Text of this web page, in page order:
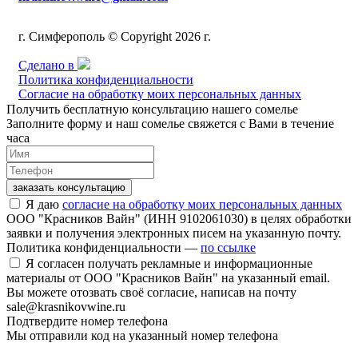
г. Симферополь © Copyright 2026 г.
Сделано в
Политика конфиденциальности
Согласие на обработку моих персональных данных
Получить бесплатную консультацию нашего сомелье
Заполните форму и наш сомелье свяжется с Вами в течение
часа
заказать консультацию
Я даю согласие на обработку моих персональных данных
ООО "Красников Вайн" (ИНН 9102061030) в целях обработки
заявки и получения электронных писем на указанную почту.
Политика конфиденциальности — по ссылке
Я согласен получать рекламные и информационные
материалы от ООО "Красников Вайн" на указанный email.
Вы можете отозвать своё согласие, написав на почту
sale@krasnikovwine.ru
Подтвердите номер телефона
Мы отправили код на указанный номер телефона